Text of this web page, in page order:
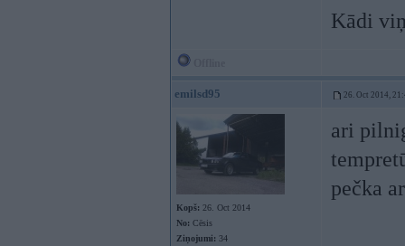
Kādi
emilsd95 26. Oct 2014,
Kopš: 26. Oct 2014
No: Cēsis
Ziņojumi: 34
ari
pečka